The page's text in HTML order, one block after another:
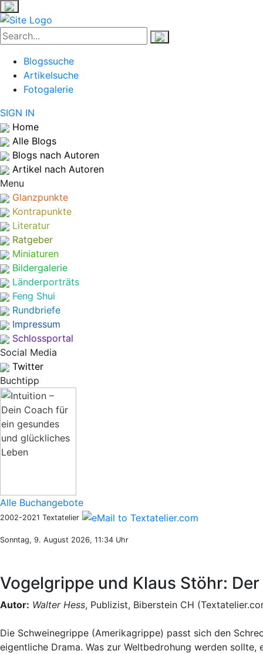
Blogssuche
Artikelsuche
Fotogalerie
SIGN IN
Home
Alle Blogs
Blogs nach Autoren
Artikel nach Autoren
Menu
Glanzpunkte
Kontrapunkte
Literatur
Ratgeber
Miniaturen
Bildergalerie
Länderporträts
Feng Shui
Rundbriefe
Impressum
Schlossportal
Social Media
Twitter
Buchtipp
Alle Buchangebote
2002-2021 Textatelier
Sonntag, 9. August 2026, 11:34 Uhr
Vogelgrippe und Klaus Stöhr:
Autor: Walter Hess, Publizist, Biberstein CH
Die Schweinegrippe (Amerikagrippe) passt sich den
eigentliche Drama. Was zur Weltbedrohung werden